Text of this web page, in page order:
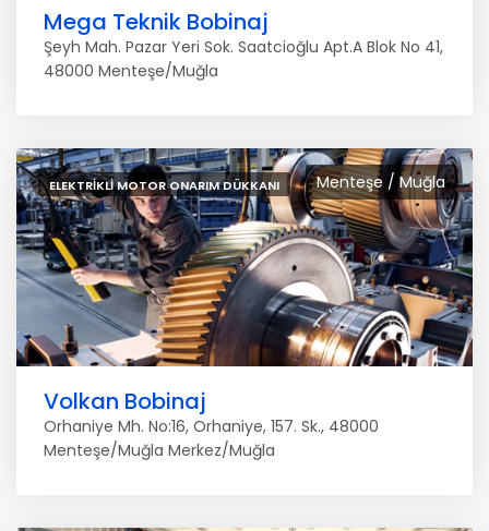
Mega Teknik Bobinaj
Şeyh Mah. Pazar Yeri Sok. Saatcioğlu Apt.A Blok No 41,
48000 Menteşe/Muğla
Menteşe / Muğla
ELEKTRIKLI MOTOR ONARIM DÜKKANI
Volkan Bobinaj
Orhaniye Mh. No:16, Orhaniye, 157. Sk., 48000
Menteşe/Muğla Merkez/Muğla